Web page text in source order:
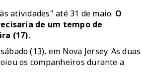
atividades" até 31 de maio. O
de um tempo de
(17).
(13), em Nova Jersey. As duas
os companheiros durante a